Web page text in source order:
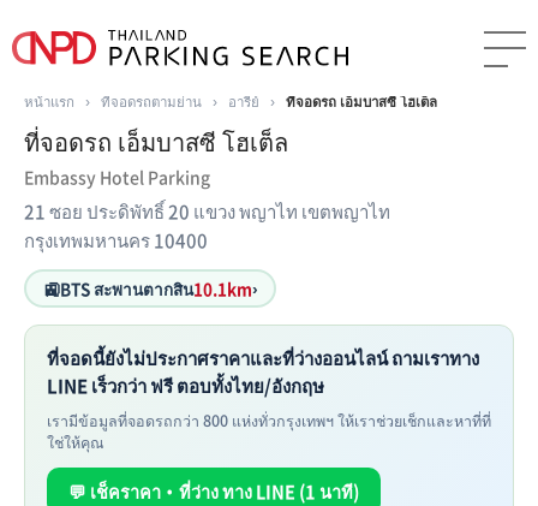
หน้าแรก › ที่จอดรถตามย่าน › อารีย์ › ที่จอดรถ เอ็มบาสซี โฮเต็ล
ที่จอดรถ เอ็มบาสซี โฮเต็ล
Embassy Hotel Parking
21 ซอย ประดิพัทธิ์ 20 แขวง พญาไท เขตพญาไท
กรุงเทพมหานคร 10400
🚉BTS สะพานตากสิน10.1km›
ที่จอดนี้ยังไม่ประกาศราคาและที่ว่างออนไลน์ ถามเราทาง
LINE เร็วกว่า ฟรี ตอบทั้งไทย/อังกฤษ
เรามีข้อมูลที่จอดรถกว่า 800 แห่งทั่วกรุงเทพฯ ให้เราช่วยเช็กและหาที่ที่
ใช่ให้คุณ
💬 เช็คราคา・ที่ว่าง ทาง LINE (1 นาที)